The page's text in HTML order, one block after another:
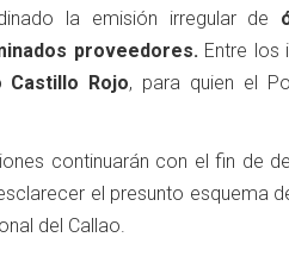
la emisión irregular de
proveedores.Entre los
Castillo Rojo, para quien el
continuarán con el fin de
el presunto esquema
del Callao.